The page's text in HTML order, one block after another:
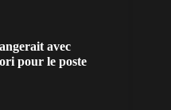
avec
pour le poste